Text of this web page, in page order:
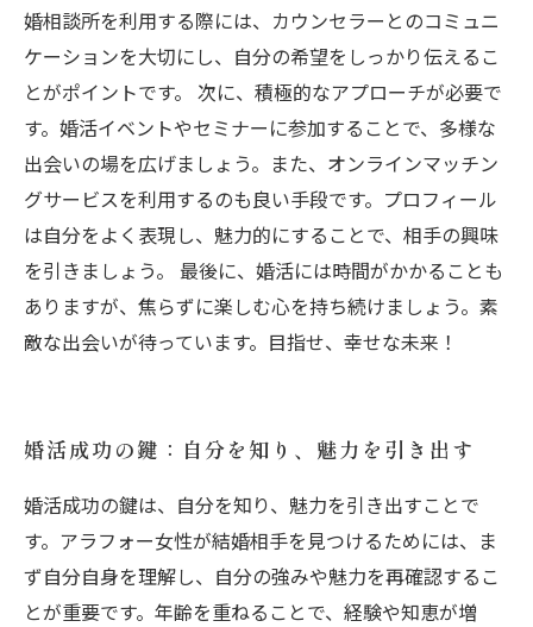
婚相談所を利用する際には、カウンセラーとのコミュニ
ケーションを大切にし、自分の希望をしっかり伝えるこ
とがポイントです。 次に、積極的なアプローチが必要で
す。婚活イベントやセミナーに参加することで、多様な
出会いの場を広げましょう。また、オンラインマッチン
グサービスを利用するのも良い手段です。プロフィール
は自分をよく表現し、魅力的にすることで、相手の興味
を引きましょう。 最後に、婚活には時間がかかることも
ありますが、焦らずに楽しむ心を持ち続けましょう。素
敵な出会いが待っています。目指せ、幸せな未来！
婚活成功の鍵：自分を知り、魅力を引き出す
婚活成功の鍵は、自分を知り、魅力を引き出すことで
す。アラフォー女性が結婚相手を見つけるためには、ま
ず自分自身を理解し、自分の強みや魅力を再確認するこ
とが重要です。年齢を重ねることで、経験や知恵が増